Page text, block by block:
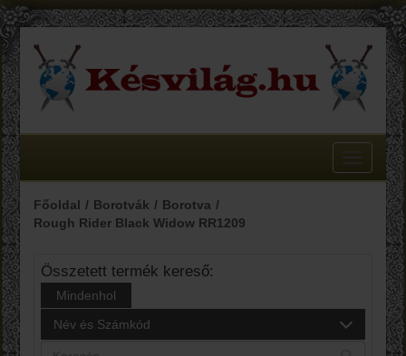
Toggle
Főoldal
Borotvák
Borotva
Rough Rider Black Widow RR1209
Összetett termék kereső:
Mindenhol
Név és Számkód